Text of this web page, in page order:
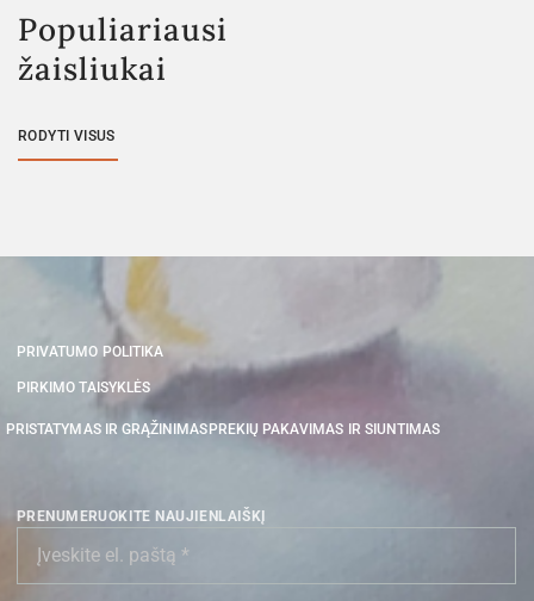
Populiariausi
žaisliukai
RODYTI VISUS
PRIVATUMO POLITIKA
PIRKIMO TAISYKLĖS
PRISTATYMAS IR GRĄŽINIMASPREKIŲ PAKAVIMAS IR SIUNTIMAS
PRENUMERUOKITE NAUJIENLAIŠKĮ